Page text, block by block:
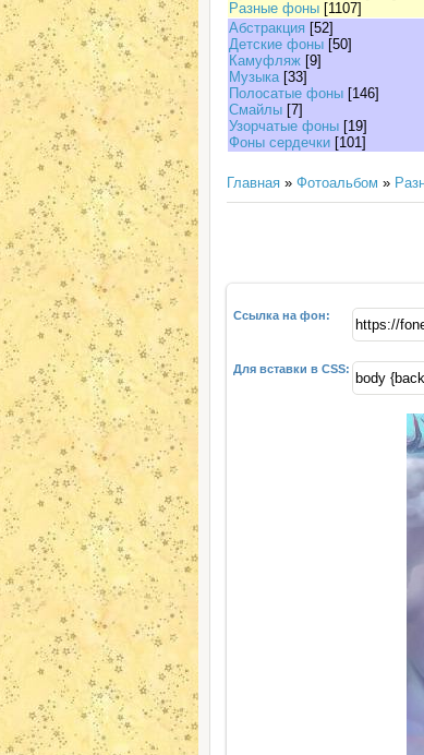
Разные фоны [1107]
Абстракция [52]
Детские фоны [50]
Камуфляж [9]
Музыка [33]
Полосатые фоны [146]
Смайлы [7]
Узорчатые фоны [19]
Фоны сердечки [101]
Главная » Фотоальбом »
Ссылка на фон:
Для вставки в CSS: